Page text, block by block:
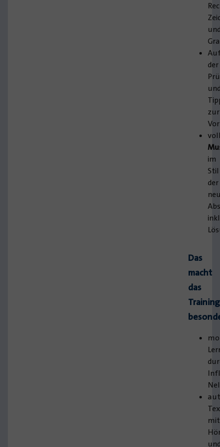
der
zur
im
Stil
der
Das
macht
das
mit